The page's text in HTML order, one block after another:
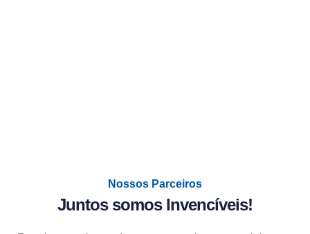
Nossos Parceiros
Juntos somos Invencíveis!